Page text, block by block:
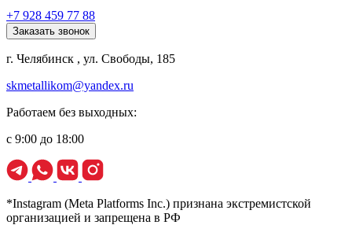
+7 928 459 77 88
Заказать звонок
г. Челябинск , ул. Свободы, 185
skmetallikom@yandex.ru
Работаем без выходных:
с 9:00 до 18:00
*Instagram (Meta Platforms Inc.) признана экстремистской
организацией и запрещена в РФ